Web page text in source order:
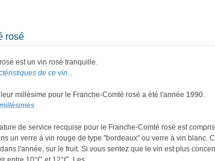
rosé
est un vin rosé tranquille.
de ce vin...
millésime pour le Franche-Comté rosé a été l'année 1990.
de service recquise pour le Franche-Comté rosé est
un verre à vin rouge de type "bordeaux" ou verre à vin blanc.
l'année, sur le fruit. Si vous sentez que le vin est plus